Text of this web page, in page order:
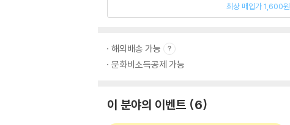
최상 매입가 1,600원
해외배송 가능
문화비소득공제 가능
이 분야의 이벤트 6